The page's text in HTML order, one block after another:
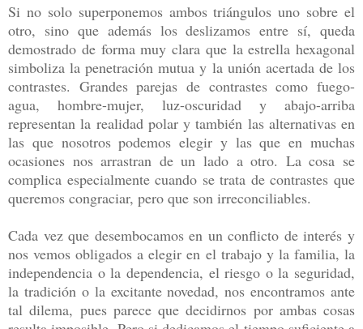
Si no solo superponemos ambos triángulos uno sobre el
otro, sino que además los deslizamos entre sí, queda
demostrado de forma muy clara que la estrella hexagonal
simboliza la penetración mutua y la unión acertada de los
contrastes. Grandes parejas de contrastes como fuego-
agua, hombre-mujer, luz-oscuridad y abajo-arriba
representan la realidad polar y también las alternativas en
las que nosotros podemos elegir y las que en muchas
ocasiones nos arrastran de un lado a otro. La cosa se
complica especialmente cuando se trata de contrastes que
queremos congraciar, pero que son irreconciliables.
Cada vez que desembocamos en un conflicto de interés y
nos vemos obligados a elegir en el trabajo y la familia, la
independencia o la dependencia, el riesgo o la seguridad,
la tradición o la excitante novedad, nos encontramos ante
tal dilema, pues parece que decidirnos por ambas cosas